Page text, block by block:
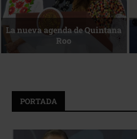
Reconocimiento de viajeros
PORTADA